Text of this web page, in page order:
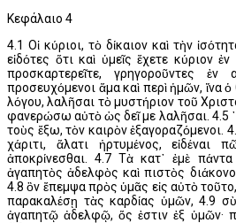
Κεφάλαιο 4
4.1 Οἱ κύριοι, τὸ δίκαιον καὶ τὴν
εἰδότες ὅτι καὶ ὑμεῖς ἔχετε κύριον
προσκαρτερεῖτε, γρηγοροῦντες ἐν
προσευχόμενοι ἅμα καὶ περὶ ἡμῶν, ἵνα ὁ
λόγου, λαλῆσαι τὸ μυστήριον τοῦ
φανερώσω αὐτὸ ὡς δεῖ με λαλῆσαι. 4.5
τοὺς ἔξω, τὸν καιρὸν ἐξαγοραζόμενοι.
χάριτι, ἅλατι ἠρτυμένος, εἰδέναι
ἀποκρίνεσθαι. 4.7 Τὰ κατ᾽ ἐμὲ
ἀγαπητὸς ἀδελφὸς καὶ πιστὸς
4.8 ὃν ἔπεμψα πρὸς ὑμᾶς εἰς αὐτὸ
παρακαλέσῃ τὰς καρδίας ὑμῶν, 4.9
ἀγαπητῷ ἀδελφῷ, ὅς ἐστιν ἐξ ὑμῶν·